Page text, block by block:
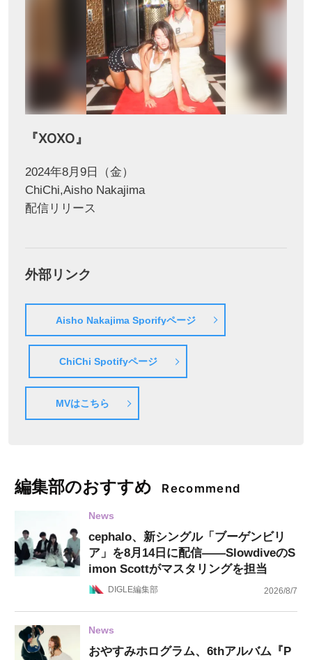
『XOXO』
2024年8月9日（金）
ChiChi,Aisho Nakajima
配信リリース
外部リンク
Aisho Nakajima Sporifyページ
ChiChi Spotifyページ
MVはこちら
編集部のおすすめ Recommend
News
cephalo、新シングル「ブーゲンビリ
ア」を8月14日に配信——SlowdiveのS
imon Scottがマスタリングを担当
DIGLE編集部 2026/8/7
News
おやすみホログラム、6thアルバム『P